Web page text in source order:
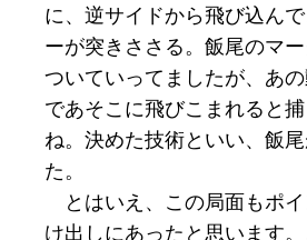
に、逆サイドから飛び込ん
ーが突きささる。飯尾のマ
ついていってましたが、あ
であそこに飛びこまれると
ね。決めた技術といい、飯
た。
とはいえ、この局面もポ
け出しにあったと思います